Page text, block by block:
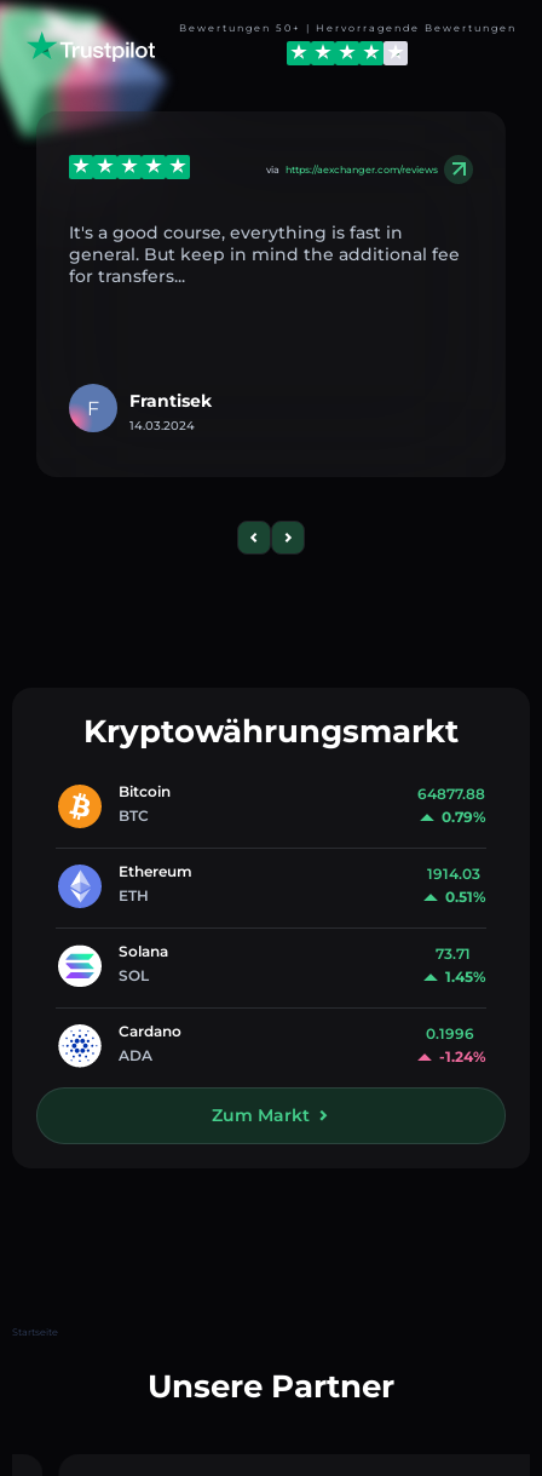
Bewertungen 50+ | Hervorragende Bewertungen
via https://aexchanger.com/reviews
It's a good course, everything is fast in
general. But keep in mind the additional fee
for transfers...
F Frantisek
14.03.2024
Kryptowährungsmarkt
Bitcoin
BTC
64877.88
0.79%
Ethereum
ETH
1914.03
0.51%
Solana
SOL
73.71
1.45%
Cardano
ADA
0.1996
-1.24%
Zum Markt
Startseite
Unsere Partner